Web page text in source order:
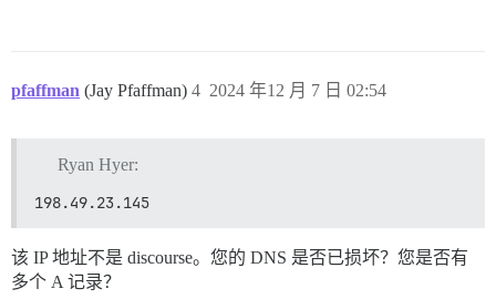
pfaffman (Jay Pfaffman) 2024 年12 月 7 日 02:54
4
Ryan Hyer:
198.49.23.145
该 IP 地址不是 discourse。您的 DNS 是否已损坏？您是否有
多个 A 记录？